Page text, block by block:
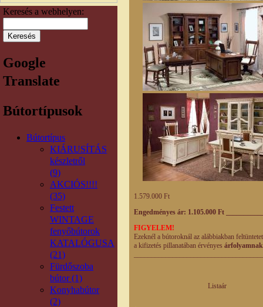
Keresés a webhelyen:
Google
Translate
Bútortípusok
Bútortípus
KIÁRUSÍTÁS
készletről
(9)
AKCIÓS!!!!
(35)
Festett
WINTAGE
fenyőbútorok
KATALÓGUSA
(21)
Fürdőszoba
bútor (1)
Konyhabútor
(2)
1.579.000 Ft
Engedményes ár: 1.105.000 Ft
FIGYELEM!
Ezeknél a bútoroknál az alábbiakban
a kifizetés pillanatában érvényes
Listaár